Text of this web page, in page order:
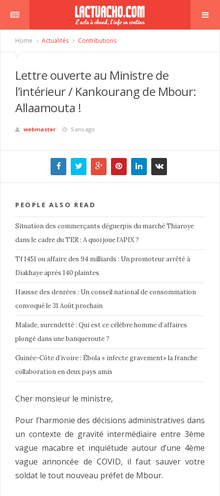
Home Actualités Contributions
Lettre ouverte au Ministre de
l’intérieur / Kankourang de Mbour:
Allaamouta !
webmaster 5 ans ago
PEOPLE ALSO READ
Situation des commerçants déguerpis du marché Thiaroye
dans le cadre du TER : A quoi joue l’APIX ?
Tf 1451 ou affaire des 94 milliards : Un promoteur arrêté à
Diakhaye après 140 plaintes
Hausse des denrées : Un conseil national de consommation
convoqué le 31 Août prochain
Malade, surendetté : Qui est ce célèbre homme d’affaires
plongé dans une banqueroute ?
Guinée-Côte d’ivoire : Ébola « infecte gravement» la franche
collaboration en deux pays amis
Cher monsieur le ministre,
Pour l’harmonie des décisions administratives dans
un contexte de gravité intermédiaire entre 3ème
vague macabre et inquiétude autour d’une 4ème
vague annoncée de COVID, il faut sauver votre
soldat le tout nouveau préfet de Mbour.